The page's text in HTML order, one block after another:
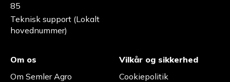
85
Teknisk support (Lokalt
hovednummer)
Om os
Om Semler Agro
Vilkår og sikkerhed
Cookiepolitik